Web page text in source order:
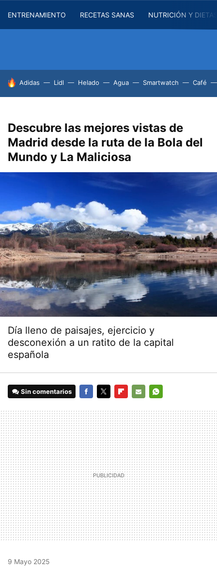
ENTRENAMIENTO RECETAS SANAS NUTRICIÓN Y
HOY SE HABLA DE
Adidas Lidl Helado Agua Smartwatch Café
Descubre las mejores vistas de
Madrid desde la ruta de la Bola del
Mundo y La Maliciosa
Día lleno de paisajes, ejercicio y
desconexión a un ratito de la capital
española
Sin comentarios
MAIL
9 Mayo 2025